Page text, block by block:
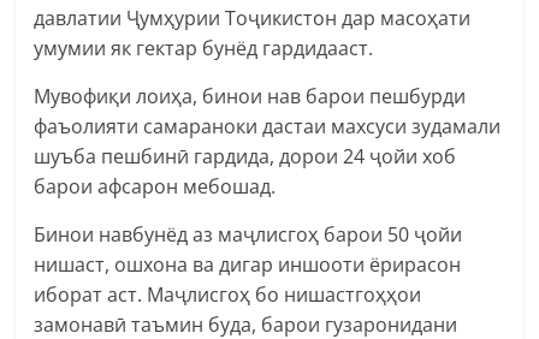
давлатии Ҷумҳурии Тоҷикистон дар масоҳати
умумии як гектар бунёд гардидааст.
Мувофиқи лоиҳа, бинои нав барои пешбурди
фаъолияти самараноки дастаи махсуси зудамали
шуъба пешбинӣ гардида, дорои 24 ҷойи хоб
барои афсарон мебошад.
Бинои навбунёд аз маҷлисгоҳ барои 50 ҷойи
нишаст, ошхона ва дигар иншооти ёрирасон
иборат аст. Маҷлисгоҳ бо нишастгоҳҳои
замонавӣ таъмин буда, барои гузаронидани